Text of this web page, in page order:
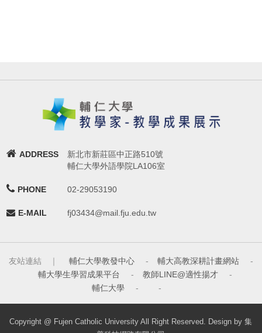
ADDRESS
新北市新莊區中正路510號
輔仁大學外語學院LA106室
PHONE 02-29053190
E-MAIL fj03434@mail.fju.edu.tw
友站連結 ｜ 輔仁大學教發中心 - 輔大高教深耕計畫網站
-
輔大學生學習成果平台
- 教師LINE@適性揚才
-
輔仁大學
- -
Copyright @ Fujen Catholic University All Right Reserved. Design by 集